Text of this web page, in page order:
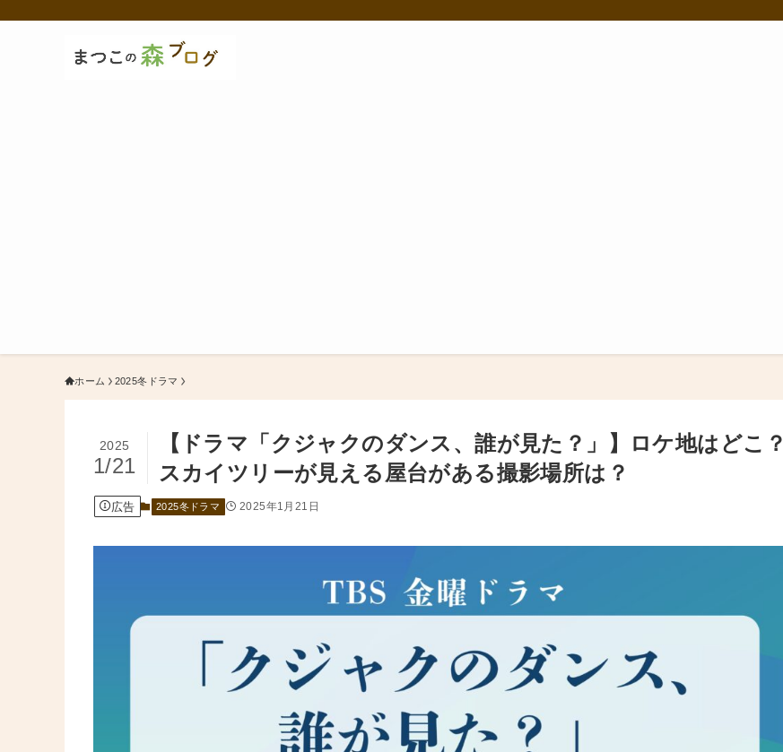
ホーム 2025冬ドラマ
【ドラマ「クジャクのダンス、誰が見た？」】ロケ地はどこ？
スカイツリーが見える屋台がある撮影場所は？
2025
1/21
広告 2025冬ドラマ 2025年1月21日